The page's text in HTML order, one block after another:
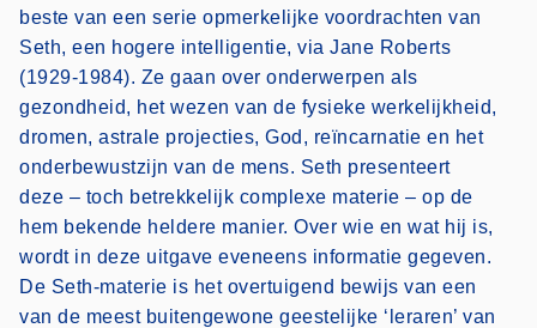
beste van een serie opmerkelijke voordrachten van
Seth, een hogere intelligentie, via Jane Roberts
(1929-1984). Ze gaan over onderwerpen als
gezondheid, het wezen van de fysieke werkelijkheid,
dromen, astrale projecties, God, reïncarnatie en het
onderbewustzijn van de mens. Seth presenteert
deze – toch betrekkelijk complexe materie – op de
hem bekende heldere manier. Over wie en wat hij is,
wordt in deze uitgave eveneens informatie gegeven.
De Seth-materie is het overtuigend bewijs van een
van de meest buitengewone geestelijke ‘leraren’ van